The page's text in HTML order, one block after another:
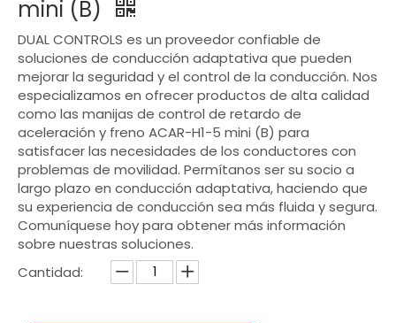
mini (B)
DUAL CONTROLS es un proveedor confiable de
soluciones de conducción adaptativa que pueden
mejorar la seguridad y el control de la conducción. Nos
especializamos en ofrecer productos de alta calidad
como las manijas de control de retardo de
aceleración y freno ACAR-H1-5 mini (B) para
satisfacer las necesidades de los conductores con
problemas de movilidad. Permítanos ser su socio a
largo plazo en conducción adaptativa, haciendo que
su experiencia de conducción sea más fluida y segura.
Comuníquese hoy para obtener más información
sobre nuestras soluciones.
Cantidad: